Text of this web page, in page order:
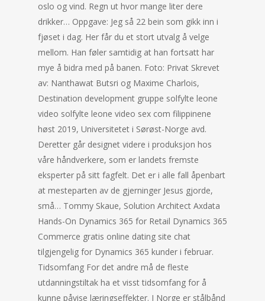
oslo og vind. Regn ut hvor mange liter dere
drikker… Oppgave: Jeg så 22 bein som gikk inn i
fjøset i dag. Her får du et stort utvalg å velge
mellom. Han føler samtidig at han fortsatt har
mye å bidra med på banen. Foto: Privat Skrevet
av: Nanthawat Butsri og Maxime Charlois,
Destination development gruppe solfylte leone
video solfylte leone video sex com filippinene
høst 2019, Universitetet i Sørøst-Norge avd.
Deretter går designet videre i produksjon hos
våre håndverkere, som er landets fremste
eksperter på sitt fagfelt. Det er i alle fall åpenbart
at mesteparten av de gjerninger Jesus gjorde,
små… Tommy Skaue, Solution Architect Axdata
Hands-On Dynamics 365 for Retail Dynamics 365
Commerce gratis online dating site chat
tilgjengelig for Dynamics 365 kunder i februar.
Tidsomfang For det andre må de fleste
utdanningstiltak ha et visst tidsomfang for å
kunne påvise læringseffekter. I Norge er stålbånd